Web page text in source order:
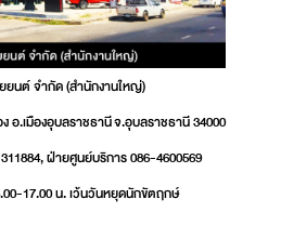
ยนต์ จำกัด (สำนักงานใหญ่)
อ.เมืองอุบลราชธานี จ.อุบลราชธานี 34000
ฝ่ายศูนย์บริการ 086-4600569
17.00 น. เว้นวันหยุดนักขัตฤกษ์